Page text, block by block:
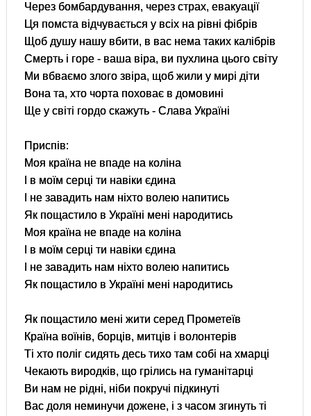
Через бомбардування, через страх, евакуації
Ця помста відчувається у всіх на рівні фібрів
Щоб душу нашу вбити, в вас нема таких калібрів
Смерть і горе - ваша віра, ви пухлина цього світу
Ми вбваємо злого звіра, щоб жили у мирі діти
Вона та, хто чорта поховає в домовині
Ще у світі гордо скажуть - Слава Україні
Приспів:
Моя країна не впаде на коліна
І в моїм серці ти навіки єдина
І не завадить нам ніхто волею напитись
Як пощастило в Україні мені народитись
Моя країна не впаде на коліна
І в моїм серці ти навіки єдина
І не завадить нам ніхто волею напитись
Як пощастило в Україні мені народитись
Як пощастило мені жити серед Прометеїв
Країна воїнів, борців, митців і волонтерів
Ті хто поліг сидять десь тихо там собі на хмарці
Чекають виродків, що грілись на гуманітарці
Ви нам не рідні, ніби покручі підкинуті
Вас доля неминучи дожене, і з часом згинуть ті